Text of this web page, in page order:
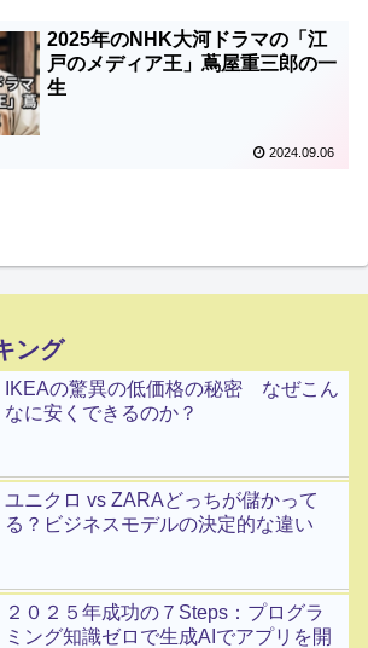
2025年のNHK大河ドラマの「江
戸のメディア王」蔦屋重三郎の一
生
2024.09.06
ング
IKEAの驚異の低価格の秘密 なぜこん
なに安くできるのか？
ユニクロ vs ZARAどっちが儲かって
る？ビジネスモデルの決定的な違い
２０２５年成功の７Steps：プログラ
ミング知識ゼロで生成AIでアプリを開